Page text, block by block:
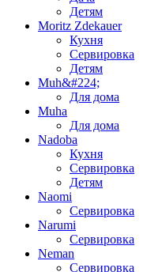
Детям
Moritz Zdekauer
Кухня
Сервировка
Детям
Muh&#224;
Для дома
Muha
Для дома
Nadoba
Кухня
Сервировка
Детям
Naomi
Сервировка
Narumi
Сервировка
Neman
Сервировка